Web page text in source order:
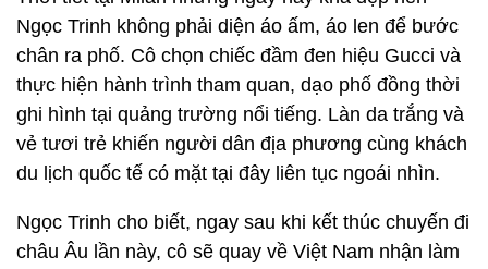
Ngọc Trinh không phải diện áo ấm, áo len để bước
chân ra phố. Cô chọn chiếc đầm đen hiệu Gucci và
thực hiện hành trình tham quan, dạo phố đồng thời
ghi hình tại quảng trường nổi tiếng. Làn da trắng và
vẻ tươi trẻ khiến người dân địa phương cùng khách
du lịch quốc tế có mặt tại đây liên tục ngoái nhìn.
Ngọc Trinh cho biết, ngay sau khi kết thúc chuyến đi
châu Âu lần này, cô sẽ quay về Việt Nam nhận làm